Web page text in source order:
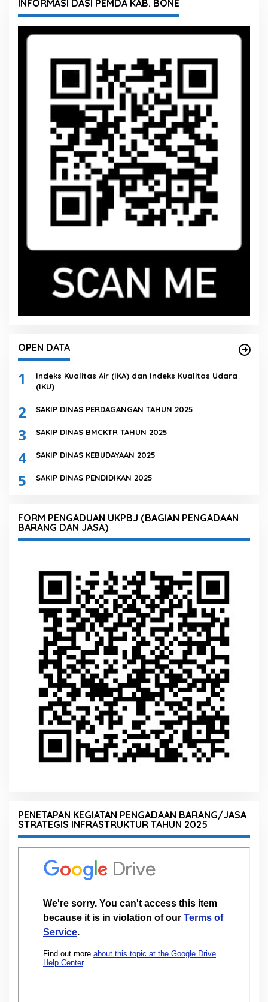
INFORMASI DASI PEMDA KAB. BONE
OPEN DATA
1
Indeks Kualitas Air (IKA) dan Indeks Kualitas Udara
(IKU)
2 SAKIP DINAS PERDAGANGAN TAHUN 2025
3 SAKIP DINAS BMCKTR TAHUN 2025
4 SAKIP DINAS KEBUDAYAAN 2025
5 SAKIP DINAS PENDIDIKAN 2025
FORM PENGADUAN UKPBJ (BAGIAN PENGADAAN
BARANG DAN JASA)
PENETAPAN KEGIATAN PENGADAAN BARANG/JASA
STRATEGIS INFRASTRUKTUR TAHUN 2025